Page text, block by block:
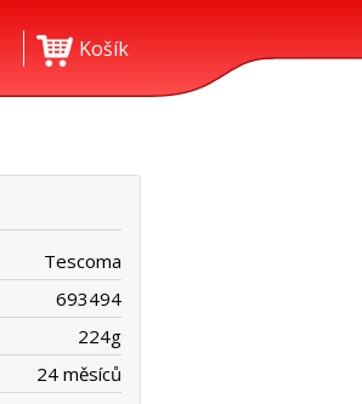
Košík
Tescoma
693494
224g
24 měsíců